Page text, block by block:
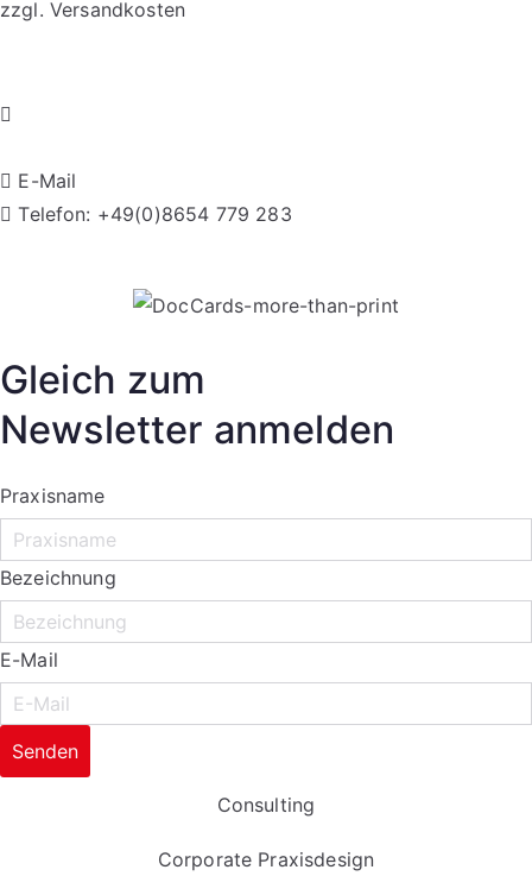
können
Produktseite
werden
zzgl. Versandkosten
auf
der
Produktseite
werden
E-Mail
Telefon: +49(0)8654 779 283
Gleich zum
Newsletter anmelden
Praxisname
Bezeichnung
E-Mail
Senden
Consulting
Corporate Praxisdesign